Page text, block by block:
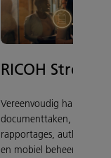
RICOH
Vereenvoudig
documenttaken, zoals
rapportages,
en mobiel beheer. Houd